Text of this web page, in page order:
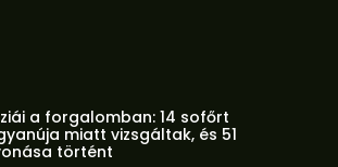
a forgalomban: 14 sofőrt
miatt vizsgáltak, és 51
történt